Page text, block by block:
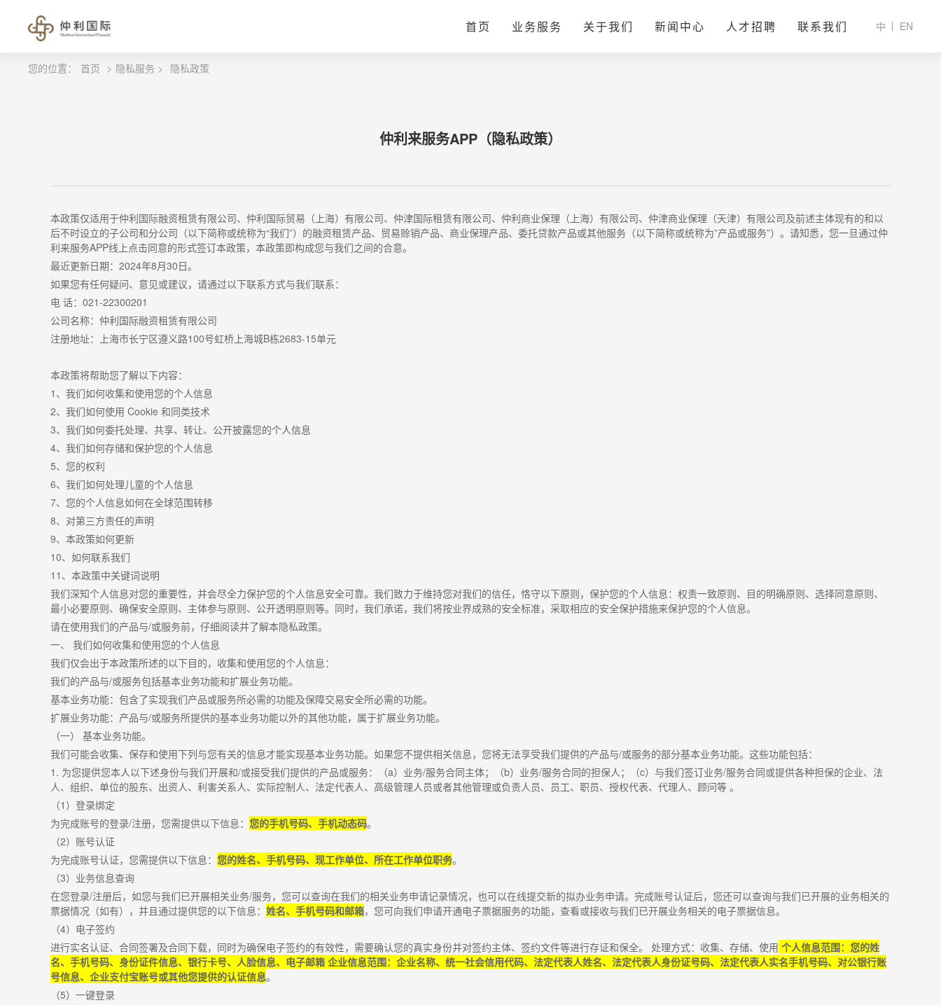
首页 业务服务 关于我们 新闻中心 人才招聘 联系我们 中 EN
您的位置： 首页 > 隐私服务 > 隐私政策
仲利来服务APP（隐私政策）
本政策仅适用于仲利国际融资租赁有限公司、仲利国际贸易（上海）有限公司、仲津国际租赁有限公司、仲利商业保理（上海）有限公司、仲津商业保理（天津）有限公司及前述主体现有的和以
后不时设立的子公司和分公司（以下简称或统称为“我们”）的融资租赁产品、贸易赊销产品、商业保理产品、委托贷款产品或其他服务（以下简称或统称为”产品或服务”）。请知悉，您一旦通过仲
利来服务APP线上点击同意的形式签订本政策，本政策即构成您与我们之间的合意。
最近更新日期： 2024年8月30日。
如果您有任何疑问、意见或建议，请通过以下联系方式与我们联系：
电 话： 021-22300201
公司名称：仲利国际融资租赁有限公司
注册地址：上海市长宁区遵义路100号虹桥上海城B栋2683-15单元
本政策将帮助您了解以下内容：
1 、我们如何收集和使用您的个人信息
2、我们如何使用 Cookie 和同类技术
3、我们如何委托处理、共享、转让、公开披露您的个人信息
4、我们如何存储和保护您的个人信息
5、您的权利
6、我们如何处理儿童的个人信息
7、您的个人信息如何在全球范围转移
8、对第三方责任的声明
9、本政策如何更新
10、如何联系我们
11 、本政策中关键词说明
我们深知个人信息对您的重要性，并会尽全力保护您的个人信息安全可靠。我们致力于维持您对我们的信任，恪守以下原则，保护您的个人信息：权责一致原则、目的明确原则、选择同意原则、
最小必要原则、确保安全原则、主体参与原则、公开透明原则等。同时，我们承诺，我们将按业界成熟的安全标准，采取相应的安全保护措施来保护您的个人信息。
请在使用我们的产品与/或服务前，仔细阅读并了解本隐私政策。
一、 我们如何收集和使用您的个人信息
我们仅会出于本政策所述的以下目的，收集和使用您的个人信息：
我们的产品与/或服务包括基本业务功能和扩展业务功能。
基本业务功能：包含了实现我们产品或服务所必需的功能及保障交易安全所必需的功能。
扩展业务功能：产品与/或服务所提供的基本业务功能以外的其他功能，属于扩展业务功能。
（一） 基本业务功能。
我们可能会收集、保存和使用下列与您有关的信息才能实现基本业务功能。如果您不提供相关信息，您将无法享受我们提供的产品与/或服务的部分基本业务功能。这些功能包括：
1. 为您提供您本人以下述身份与我们开展和/或接受我们提供的产品或服务：（a）业务/服务合同主体；（b）业务/服务合同的担保人；（c）与我们签订业务/服务合同或提供各种担保的企业、法
人、组织、单位的股东、出资人、利害关系人、实际控制人、法定代表人、高级管理人员或者其他管理或负责人员、员工、职员、授权代表、代理人、顾问等 。
（1 ）登录绑定
为完成账号的登录/注册，您需提供以下信息： 您的手机号码、手机动态码。
（2）账号认证
为完成账号认证，您需提供以下信息： 您的姓名、手机号码、现工作单位、所在工作单位职务。
（3）业务信息查询
在您登录/注册后，如您与我们已开展相关业务/服务，您可以查询在我们的相关业务申请记录情况，也可以在线提交新的拟办业务申请。完成账号认证后，您还可以查询与我们已开展的业务相关的
票据情况（如有），并且通过提供您的以下信息： 姓名、手机号码和邮箱，您可向我们申请开通电子票据服务的功能，查看或接收与我们已开展业务相关的电子票据信息。
（4）电子签约
进行实名认证、合同签署及合同下载，同时为确保电子签约的有效性，需要确认您的真实身份并对签约主体、签约文件等进行存证和保全。 处理方式：收集、存储、使用 个人信息范围：您的姓
名、手机号码、身份证件信息、银行卡号、人脸信息、电子邮箱 企业信息范围：企业名称、统一社会信用代码、法定代表人姓名、法定代表人身份证号码、法定代表人实名手机号码、对公银行账
号信息、企业支付宝账号或其他您提供的认证信息。
（5）一键登录